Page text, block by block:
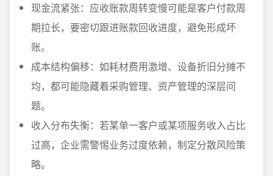
现金流紧张：应收账款周转变慢可能是客户付款周
期拉长，要密切跟进账款回收进度，避免形成坏
账。
成本结构偏移：如耗材费用激增、设备折旧分摊不
均，都可能隐藏着采购管理、资产管理的深层问
题。
收入分布失衡：若某单一客户或某项服务收入占比
过高，企业需警惕业务过度依赖，制定分散风险策
略。